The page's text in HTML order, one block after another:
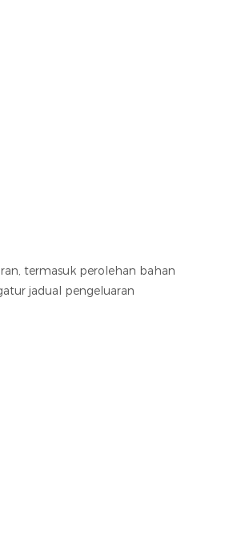
termasuk perolehan bahan
jadual pengeluaran